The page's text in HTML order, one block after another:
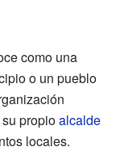
como una
o un pueblo
propioalcalde
locales.